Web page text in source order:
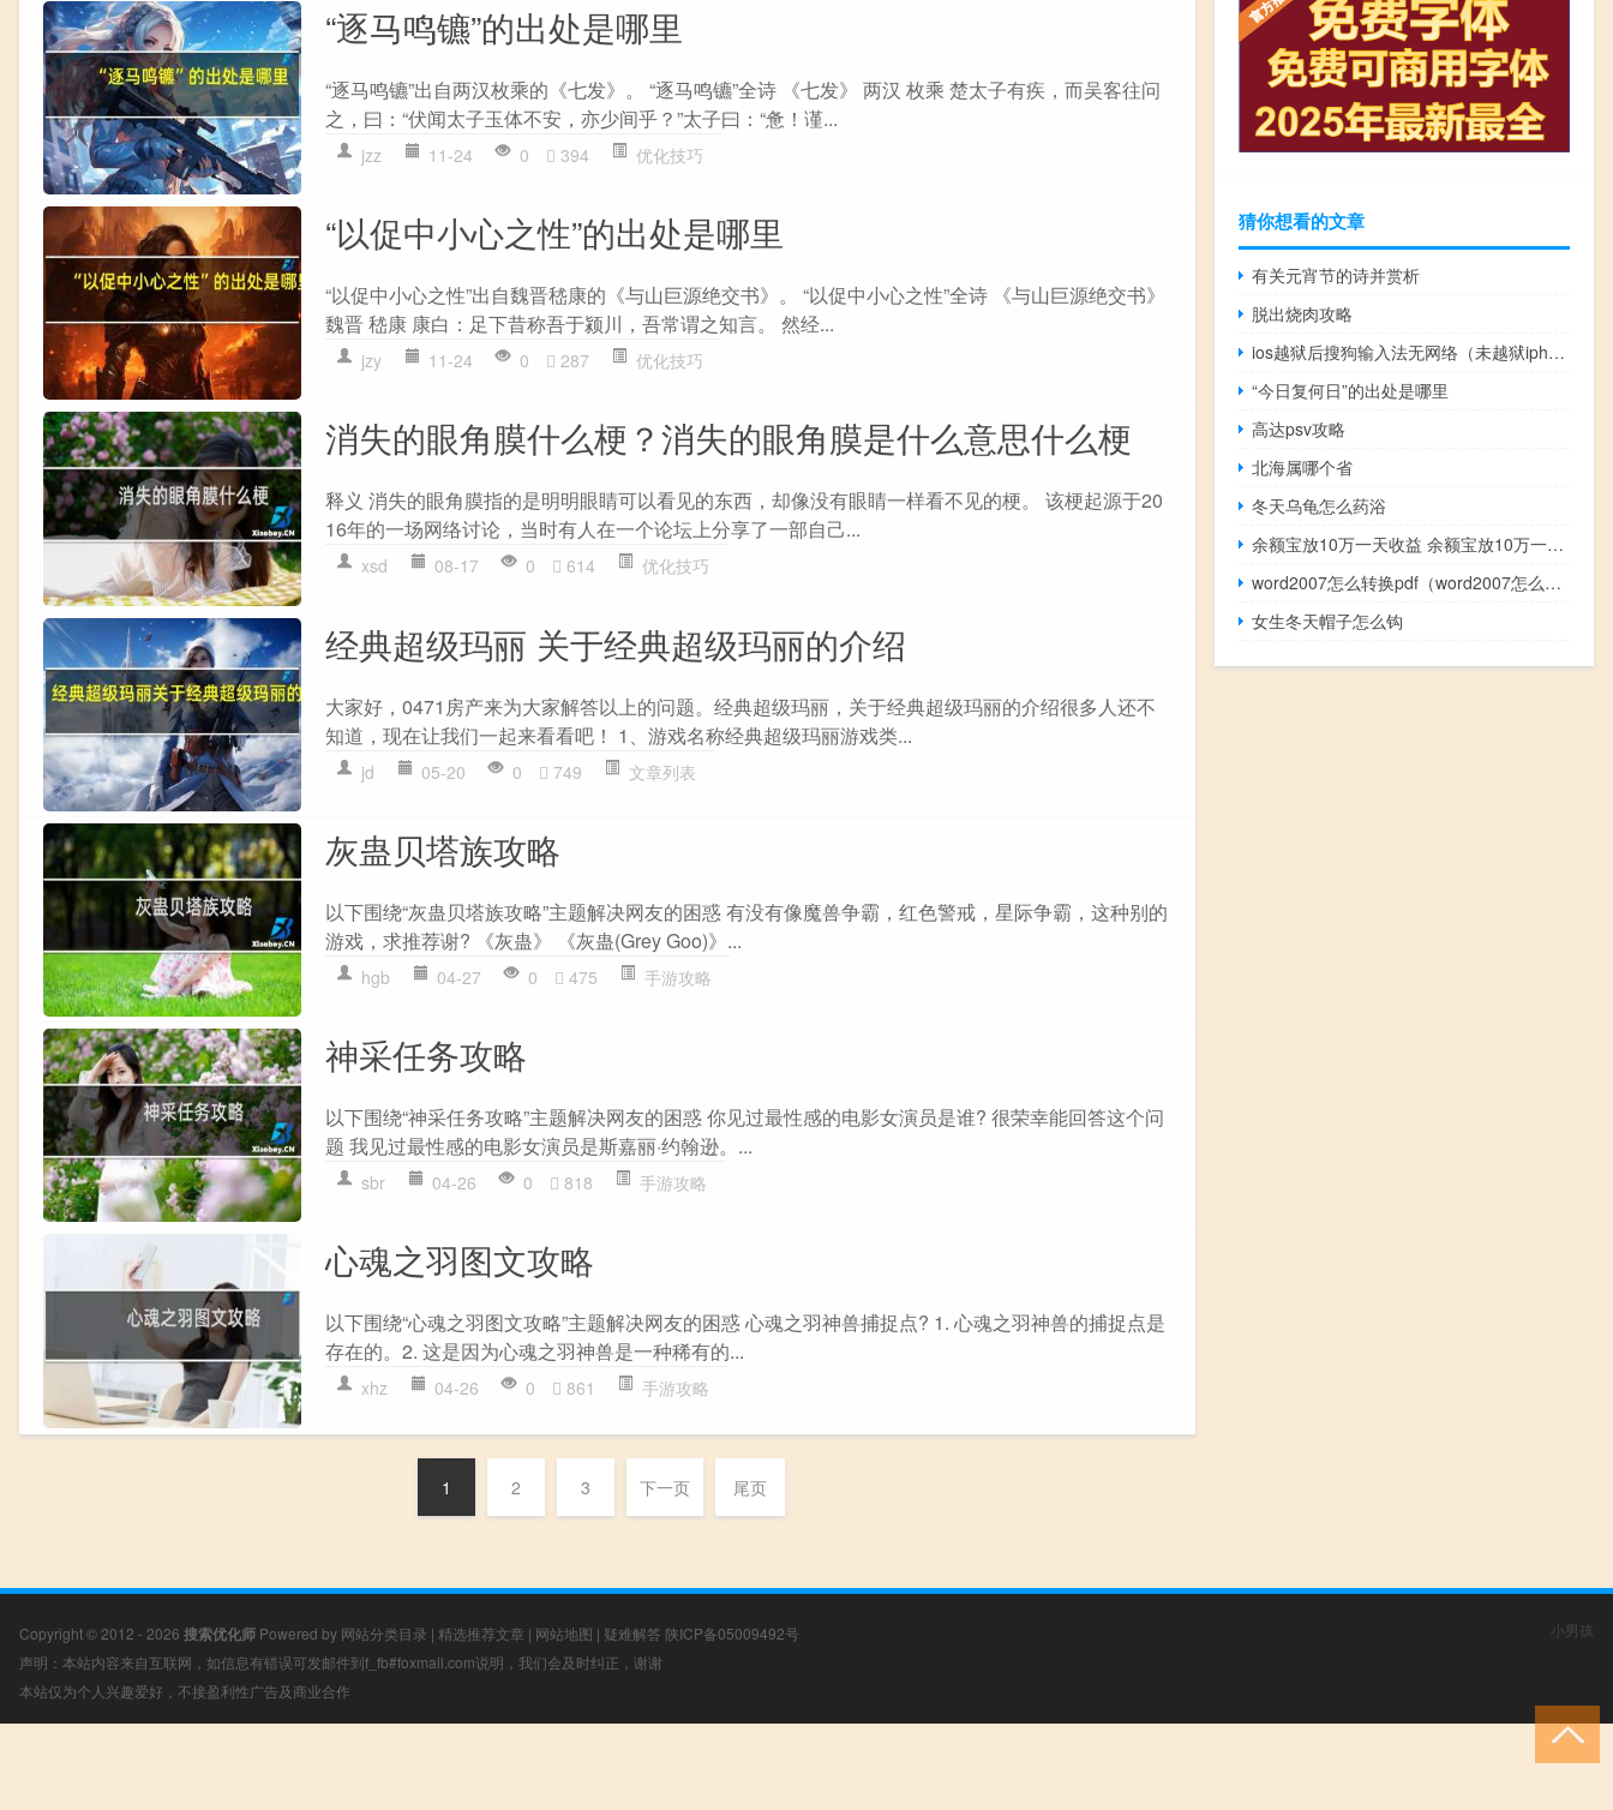
“逐马鸣镳”的出处是哪里
“逐马鸣镳”出自两汉枚乘的《七发》。 “逐马鸣镳”全诗 《七发》 两汉 枚乘 楚太子有疾，而吴客往问
之，曰：“伏闻太子玉体不安，亦少间乎？”太子曰：“惫！谨...
jzz 11-24 0 394 优化技巧
“以促中小心之性”的出处是哪里
“以促中小心之性”出自魏晋嵇康的《与山巨源绝交书》。 “以促中小心之性”全诗 《与山巨源绝交书》
魏晋 嵇康 康白：足下昔称吾于颍川，吾常谓之知言。 然经...
jzy 11-24 0 287 优化技巧
消失的眼角膜什么梗？消失的眼角膜是什么意思什么梗
释义 消失的眼角膜指的是明明眼睛可以看见的东西，却像没有眼睛一样看不见的梗。 该梗起源于20
16年的一场网络讨论，当时有人在一个论坛上分享了一部自己...
xsd 08-17 0 614 优化技巧
经典超级玛丽 关于经典超级玛丽的介绍
大家好，0471房产来为大家解答以上的问题。经典超级玛丽，关于经典超级玛丽的介绍很多人还不
知道，现在让我们一起来看看吧！ 1、游戏名称经典超级玛丽游戏类...
jd 05-20 0 749 文章列表
灰蛊贝塔族攻略
以下围绕“灰蛊贝塔族攻略”主题解决网友的困惑 有没有像魔兽争霸，红色警戒，星际争霸，这种别的
游戏，求推荐谢? 《灰蛊》 《灰蛊(Grey Goo)》...
hgb 04-27 0 475 手游攻略
神采任务攻略
以下围绕“神采任务攻略”主题解决网友的困惑 你见过最性感的电影女演员是谁? 很荣幸能回答这个问
题 我见过最性感的电影女演员是斯嘉丽·约翰逊。...
sbr 04-26 0 818 手游攻略
心魂之羽图文攻略
以下围绕“心魂之羽图文攻略”主题解决网友的困惑 心魂之羽神兽捕捉点? 1. 心魂之羽神兽的捕捉点是
存在的。2. 这是因为心魂之羽神兽是一种稀有的...
xhz 04-26 0 861 手游攻略
1 2 3 下一页 尾页
猜你想看的文章
有关元宵节的诗并赏析
脱出烧肉攻略
ios越狱后搜狗输入法无网络（未越狱iphone输入法）
“今日复何日”的出处是哪里
高达psv攻略
北海属哪个省
冬天乌龟怎么药浴
余额宝放10万一天收益 余额宝放10万一天收益多少
word2007怎么转换pdf（word2007怎么转换成pdf格式）
女生冬天帽子怎么钩
Copyright © 2012 - 2026 搜索优化师 Powered by 网站分类目录 | 精选推荐文章 | 网站地图 | 疑难解答 陕ICP备05009492号
声明：本站内容来自互联网，如信息有错误可发邮件到f_fb#foxmail.com说明，我们会及时纠正，谢谢
本站仅为个人兴趣爱好，不接盈利性广告及商业合作
小男孩